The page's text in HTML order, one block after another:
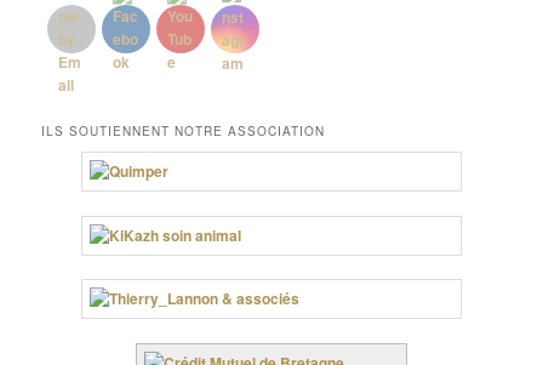
ILS SOUTIENNENT NOTRE ASSOCIATION